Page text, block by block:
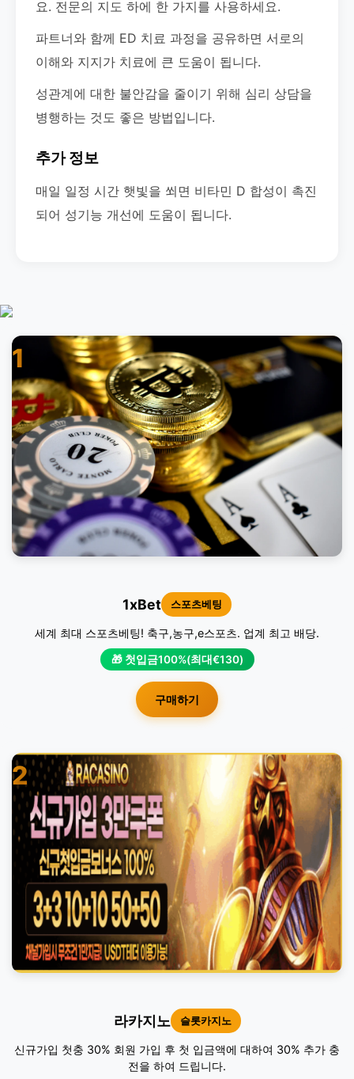
요. 전문의 지도 하에 한 가지를 사용하세요.
파트너와 함께 ED 치료 과정을 공유하면 서로의
이해와 지지가 치료에 큰 도움이 됩니다.
성관계에 대한 불안감을 줄이기 위해 심리 상담을
병행하는 것도 좋은 방법입니다.
추가 정보
매일 일정 시간 햇빛을 쐬면 비타민 D 합성이 촉진
되어 성기능 개선에 도움이 됩니다.
1
1xBet 스포츠베팅
세계 최대 스포츠베팅! 축구,농구,e스포츠. 업계 최고 배당.
🎁 첫입금100%(최대€130)
구매하기
2
라카지노 슬롯카지노
신규가입 첫충 30% 회원 가입 후 첫 입금액에 대하여 30% 추가 충
전을 하여 드립니다.